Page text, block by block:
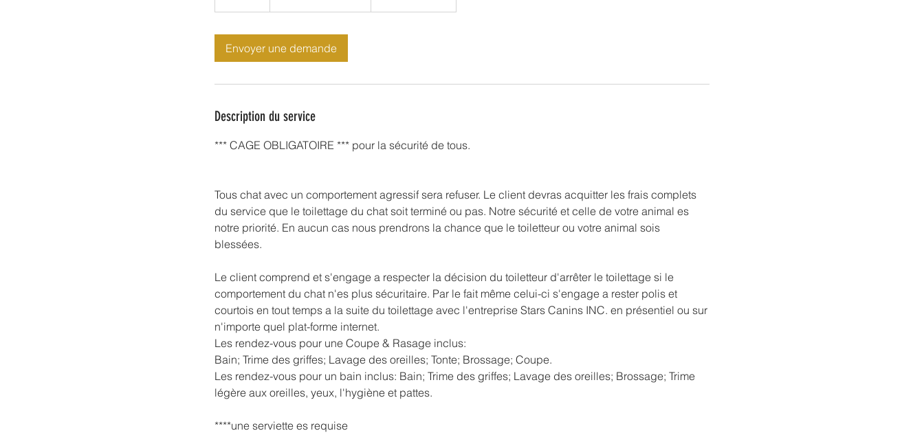
0
n
Envoyer une demande
Description du service
*** CAGE OBLIGATOIRE *** pour la sécurité de tous.
Tous chat avec un comportement agressif sera refuser. Le client devras acquitter les frais complets
du service que le toilettage du chat soit terminé ou pas. Notre sécurité et celle de votre animal es
notre priorité. En aucun cas nous prendrons la chance que le toiletteur ou votre animal sois
blessées.
Le client comprend et s'engage a respecter la décision du toiletteur d'arrêter le toilettage si le
comportement du chat n'es plus sécuritaire. Par le fait même celui-ci s'engage a rester polis et
courtois en tout temps a la suite du toilettage avec l'entreprise Stars Canins INC. en présentiel ou sur
n'importe quel plat-forme internet.
Les rendez-vous pour une Coupe & Rasage inclus:
Bain; Trime des griffes; Lavage des oreilles; Tonte; Brossage; Coupe.
Les rendez-vous pour un bain inclus: Bain; Trime des griffes; Lavage des oreilles; Brossage; Trime
légère aux oreilles, yeux, l'hygiène et pattes.
****une serviette es requise